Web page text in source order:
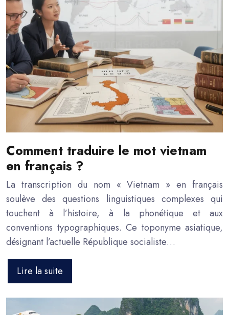
Comment traduire le mot vietnam
en français ?
La transcription du nom « Vietnam » en français
soulève des questions linguistiques complexes qui
touchent à l’histoire, à la phonétique et aux
conventions typographiques. Ce toponyme asiatique,
désignant l’actuelle République socialiste…
Lire la suite